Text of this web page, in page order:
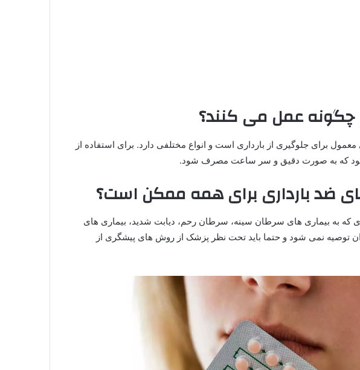
چگونه عمل می کنند؟
برای جلوگیری از بارداری است و انواع مختلفی دارد. برای استفاده از
شود که به صورت دقیق و سر ساعت مصرف شود.
ضد بارداری برای همه ممکن است؟
که به بیماری های سرطان سینه، سرطان رحم، دیابت شدید، بیماری های
توصیه نمی شود و حتما باید تحت نظر پزشک از روش های پیشگری از